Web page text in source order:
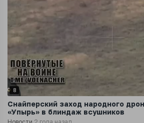
8
Снайперский заход народного
«Упырь» в блиндаж всушников